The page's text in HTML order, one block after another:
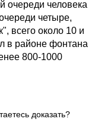
очереди человека
четыре,
всего около 10 и
в районе фонтана
800-1000
доказать?